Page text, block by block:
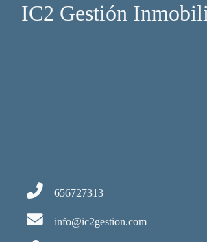
IC2 Gestión
656727313
info@ic2gestion.com